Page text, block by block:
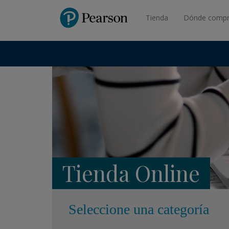
PearsonTienda Dónde
Tienda Online
Seleccione una categoría